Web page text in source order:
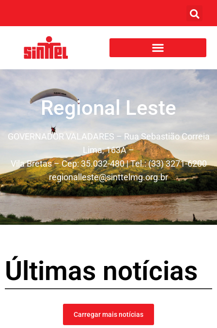
Regional Leste
GOVERNADOR VALADARES – Rua Sebastião Correia
Lima, 163A –
Vila Bretas – Cep: 35.032-480 | Tel.: (33) 3271-6200
regionalleste@sinttelmg.org.br
Últimas notícias
Carregar mais notícias